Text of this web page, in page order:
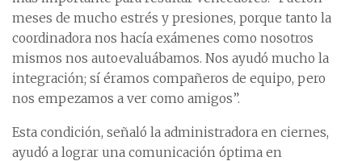
meses de mucho estrés y presiones, porque tanto la
coordinadora nos hacía exámenes como nosotros
mismos nos autoevaluábamos. Nos ayudó mucho la
integración; sí éramos compañeros de equipo, pero
nos empezamos a ver como amigos”.
Esta condición, señaló la administradora en ciernes,
ayudó a lograr una comunicación óptima en